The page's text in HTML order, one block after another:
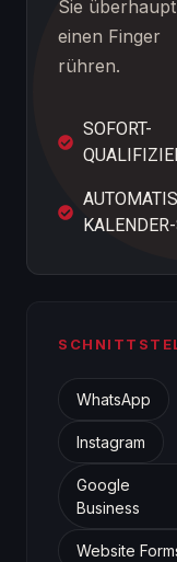
Sie überhaupt
einen Finger
rühren.
SOFORT-
WhatsApp
Instagram
Google
Business
Website